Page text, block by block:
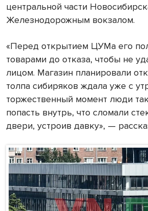
центральной части
Железнодорожным вокзалом.
«Перед открытием ЦУМа его
товарами до отказа, чтобы не
лицом. Магазин планировали
толпа сибиряков ждала уже с
торжественный момент люди
попасть внутрь, что сломали
двери, устроив давку», —